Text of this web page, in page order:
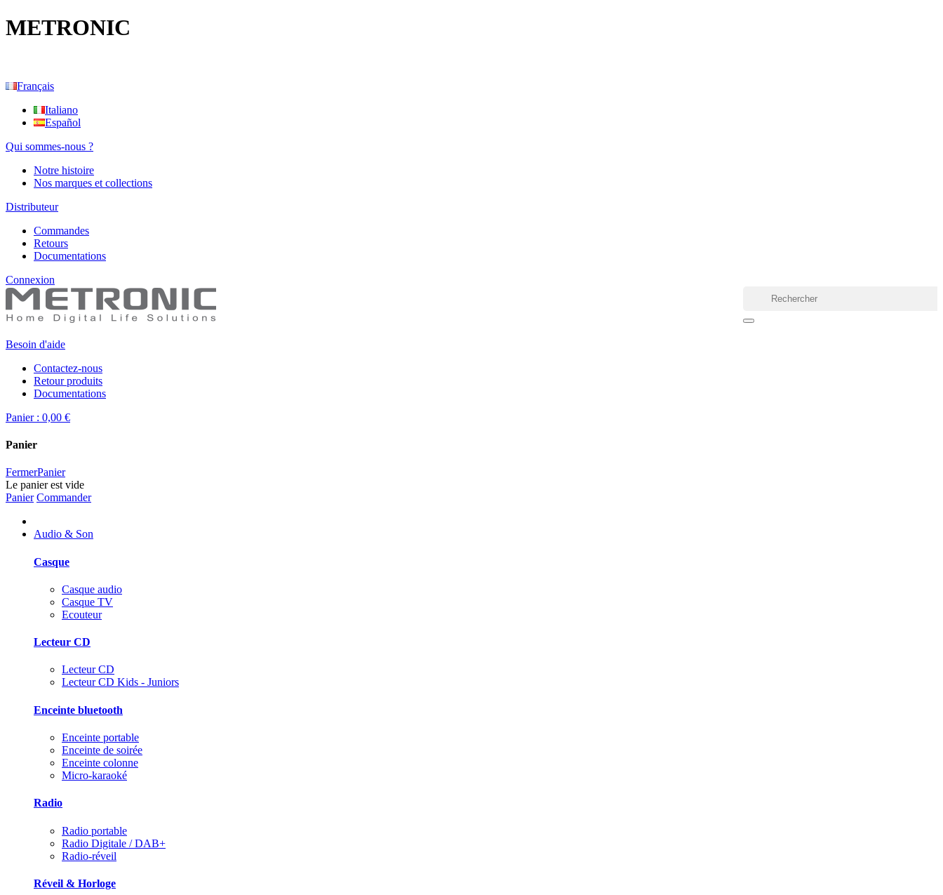
METRONIC
Français
Italiano
Español
Qui sommes-nous ?
Notre histoire
Nos marques et collections
Distributeur
Commandes
Retours
Documentations
Connexion
Besoin d'aide
Contactez-nous
Retour produits
Documentations
Panier : 0,00 €
Panier
FermerPanier
Le panier est vide
Panier Commander
Audio & Son
Casque
Casque audio
Casque TV
Ecouteur
Lecteur CD
Lecteur CD
Lecteur CD Kids - Juniors
Enceinte bluetooth
Enceinte portable
Enceinte de soirée
Enceinte colonne
Micro-karaoké
Radio
Radio portable
Radio Digitale / DAB+
Radio-réveil
Réveil & Horloge